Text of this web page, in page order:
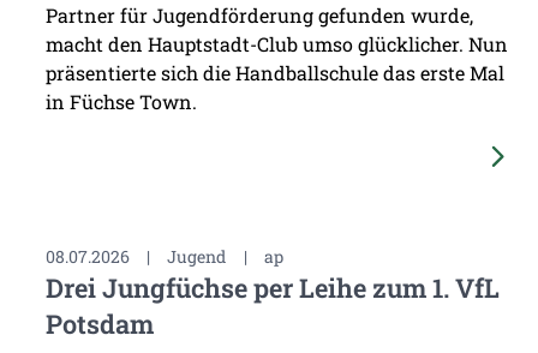
Partner für Jugendförderung gefunden wurde,
macht den Hauptstadt-Club umso glücklicher. Nun
präsentierte sich die Handballschule das erste Mal
in Füchse Town.
08.07.2026 | Jugend | ap
Drei Jungfüchse per Leihe zum 1. VfL
Potsdam